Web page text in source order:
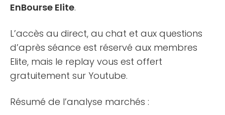
EnBourse Elite.
L’accès au direct, au chat et aux questions
d’après séance est réservé aux membres
Elite, mais le replay vous est offert
gratuitement sur Youtube.
Résumé de l’analyse marchés :